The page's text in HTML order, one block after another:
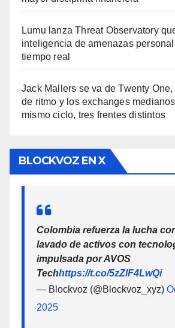
Lumu lanza Threat Observatory
inteligencia de amenazas
tiempo real
Jack Mallers se va de Twenty
de ritmo y los exchanges
mismo ciclo, tres frentes distintos
BLOCKVOZ EN X
Colombia refuerza la lucha
lavado de activos con
impulsada por AVOS
Techhttps://t.co/5zZlF4LwQi
— Blockvoz (@Blockvoz_xyz)
2025